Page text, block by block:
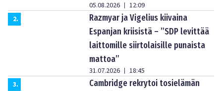
05.08.2026 | 12:09
2.
Razmyar ja Vigelius kiivaina
Espanjan kriisistä – ”SDP levittää
laittomille siirtolaisille punaista
mattoa”
31.07.2026 | 18:45
3.
Cambridge rekrytoi tosielämän